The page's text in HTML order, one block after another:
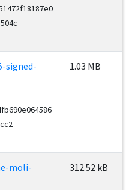
signed-
1.03 MB
moli-
312.52 kB